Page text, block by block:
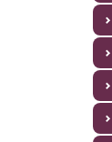
Ensayo literario